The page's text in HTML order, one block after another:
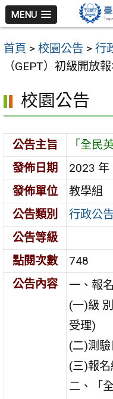
跳
至
主
容
區
MENU
首頁 > 校園公告 > 行
（GEPT）初級開放
校園公告
公告主旨
「全民
發佈日期
2023 年
發佈單位
教學組
公告類別
行政公告
公告等級
點閱次數
748
公告內容
一、報
(一)級
受理)
(二)測
(三)報
二、「